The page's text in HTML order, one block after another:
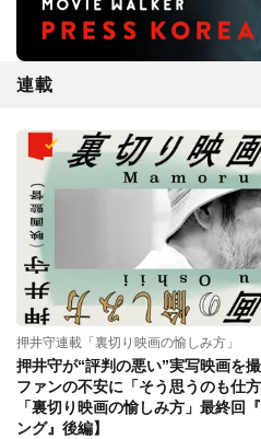
連載
押井守連載「裏切り映画の愉しみ方」
押井守が“評判の悪い”実写映画を
ファンの不安に「そう思うのも仕
「裏切り映画の愉しみ方」最終回
ング』後編】